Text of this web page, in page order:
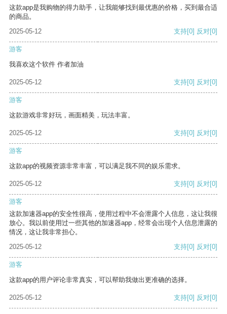
这款app是我购物的得力助手，让我能够找到最优惠的价格，买到最合适
的商品。
2025-05-12
支持[0] 反对[0]
游客
我喜欢这个软件 作者加油
2025-05-12 支持[0] 反对[0]
游客
这款游戏非常好玩，画面精美，玩法丰富。
2025-05-12 支持[0] 反对[0]
游客
这款app的视频资源非常丰富，可以满足我不同的娱乐需求。
2025-05-12 支持[0] 反对[0]
游客
这款加速器app的安全性很高，使用过程中不会泄露个人信息，这让我很
放心。我以前使用过一些其他的加速器app，经常会出现个人信息泄露的
情况，这让我非常担心。
2025-05-12
支持[0] 反对[0]
游客
这款app的用户评论非常真实，可以帮助我做出更准确的选择。
2025-05-12 支持[0] 反对[0]